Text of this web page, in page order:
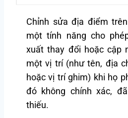
Chỉnh sửa địa điểm
một tính năng cho
xuất thay đổi hoặc cập
một vị trí (như tên, địa
hoặc vị trí ghim) khi họ
đó không chính xác,
thiếu.